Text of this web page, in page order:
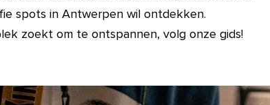
spots in Antwerpen wil ontdekken.
zoekt om te ontspannen, volg onze gids!